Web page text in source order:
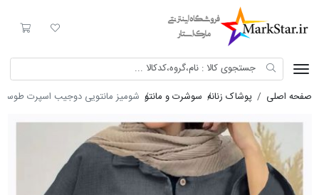
لیست مورد
سبد
صفحه اصلی پوشاک زنانه سوشرت و مانتو شومیز مانتویی دوجیب اسپرت طوسی